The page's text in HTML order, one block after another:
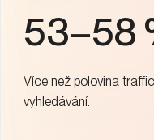
53–58
Více než polovina
vyhledávání.